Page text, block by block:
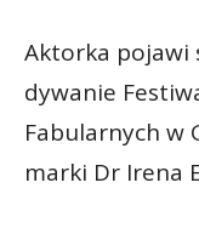
Aktorka pojawi
dywanie
Fabularnych w
marki Dr Irena